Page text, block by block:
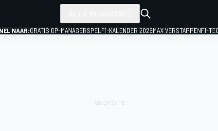
NAAR:GRATIS GP-MANAGERSPEL F1-KALENDER 2026MAX VERSTAPPENF1-